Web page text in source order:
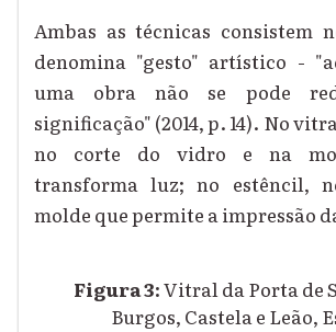
Ambas as técnicas consistem
denomina "gesto" artístico -
uma obra não se pode
significação" (2014, p. 14). No
no corte do vidro e na
transforma luz; no estêncil,
molde que permite a impressão
Figura 3:Vitral da Porta de
Burgos, Castela e Leão,